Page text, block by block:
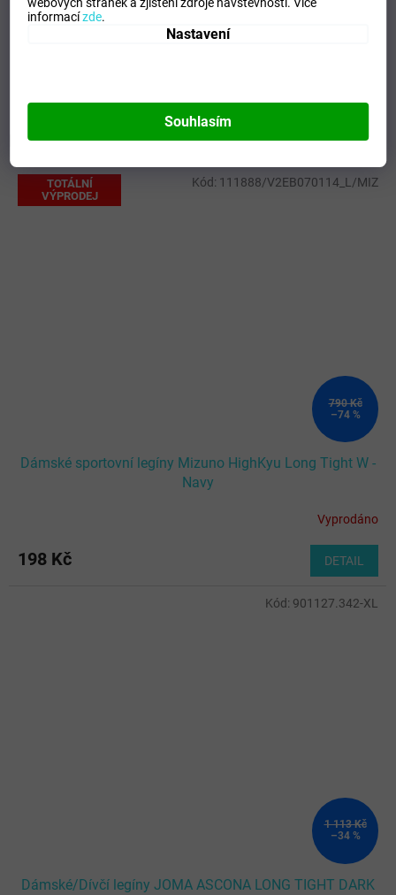
informacízde.
Nastavení
Souhlasím
Mohlo by se vám líbit
TOTÁLNÍ
VÝPRODEJ
790 Kč
–74 %
Dámské sportovní legíny Mizuno HighKyu Long Tight W -
Navy
Vyprodáno
198 Kč DETAIL
Kód: 111888/V2EB070114_L/MIZ
1 113 Kč
–34 %
Dámské/Dívčí legíny JOMA ASCONA LONG TIGHT DARK
Kód: 901127.342-XL
EAN:
Zvolte variantu